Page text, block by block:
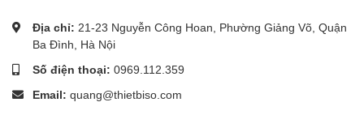
Địa chỉ: 21-23 Nguyễn Công Hoan, Phường Giảng Võ, Quận
Ba Đình, Hà Nội
Số điện thoại: 0969.112.359
Email: quang@thietbiso.com